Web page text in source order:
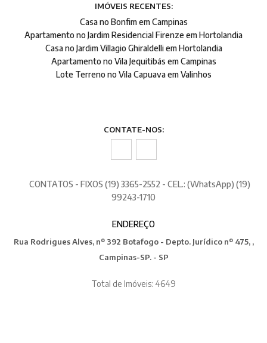
IMÓVEIS RECENTES:
Casa no Bonfim em Campinas
Apartamento no Jardim Residencial Firenze em Hortolandia
Casa no Jardim Villagio Ghiraldelli em Hortolandia
Apartamento no Vila Jequitibás em Campinas
Lote Terreno no Vila Capuava em Valinhos
CONTATE-NOS:
CONTATOS - FIXOS (19) 3365-2552 - CEL.: (WhatsApp) (19)
99243-1710
ENDEREÇO
Rua Rodrigues Alves, nº 392 Botafogo - Depto. Jurídico nº 475, ,
Campinas-SP. - SP
Total de Imóveis: 4649